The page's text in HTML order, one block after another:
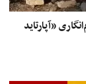
جرم‌انگاری «آپارتاید